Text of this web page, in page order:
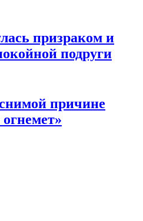
призраком и
подруги
причине